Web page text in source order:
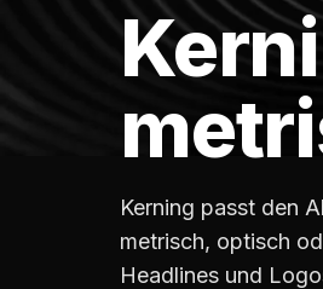
Kerning passt den
metrisch, optisch
Headlines und